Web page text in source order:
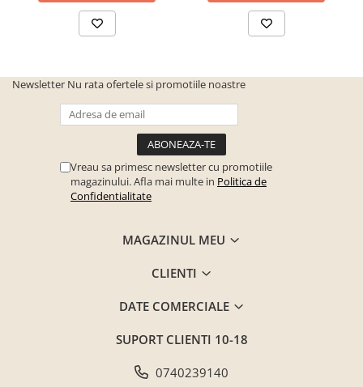
Scaune conferinta-vizitator
Seturi mobilier birou complet
Birouri camera copilului
Canapele copii
Paturi supraetajate
Banci gradina si terasa
Newsletter Nu rata ofertele si promotiile noastre
Vreau sa primesc newsletter cu promotiile
magazinului. Afla mai multe in Politica de
Confidentialitate
MAGAZINUL MEU
CLIENTI
DATE COMERCIALE
SUPORT CLIENTI 10-18
0740239140